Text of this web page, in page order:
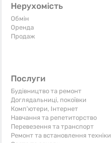
Нерухомість
Обмін
Оренда
Продаж
Послуги
Будівництво та ремонт
Доглядальниці, покоївки
Комп'ютери, Інтернет
Навчання та репетиторство
Перевезення та транспорт
Ремонт та встановлення техніки